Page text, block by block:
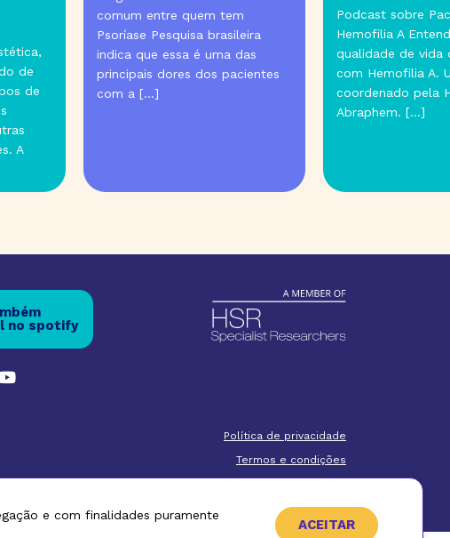
comum entre quem tem
Psoríase Pesquisa brasileira
indica que essa é uma das
principais dores dos pacientes
com a […]
Podcast sobre Pacientes
Hemofilia A Entenda a
qualidade de vida de
com Hemofilia A. Um
coordenado pela HSR
Abraphem. […]
no spotify
Política de privacidade
Termos e condições
e com finalidades puramente
ACEITAR